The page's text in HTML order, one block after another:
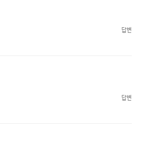
답변
답변